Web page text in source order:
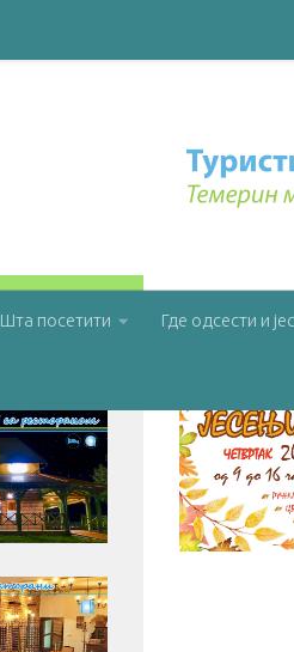
Шта посетити Где одсести и